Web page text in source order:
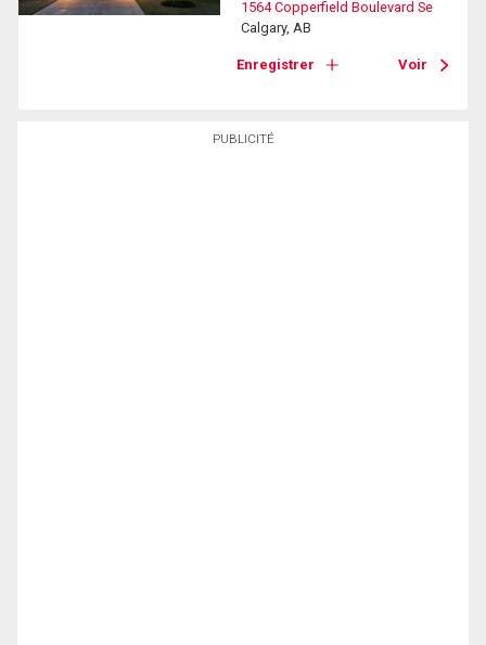
PUBLICITÉ
1564 Copperfield Boulevard Se
Calgary, AB
Enregistrer Voir